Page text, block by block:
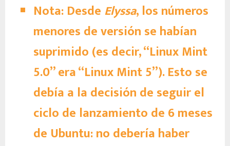
Nota: Desde Elyssa, los números
menores de versión se habían
suprimido (es decir, “Linux Mint
5.0” era “Linux Mint 5”). Esto se
debía a la decisión de seguir el
ciclo de lanzamiento de 6 meses
de Ubuntu: no debería haber